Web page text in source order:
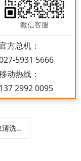
r
c
h
PET塑
制方
领域。
洗线
微信客服
方总机：
5931 5666
动热线：
137 2992 0095